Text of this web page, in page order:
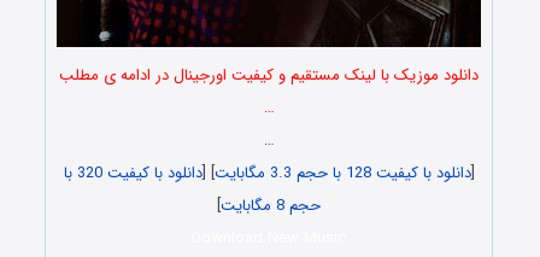
دانلود موزیک با لینک مستقیم و کیفیت اورجینال در ادامه ی مطلب
…
…
[دانلود با کیفیت 128 با حجم 3.3 مگابایت ] [
دانلود با کیفیت 320 با
حجم 8 مگابایت
]